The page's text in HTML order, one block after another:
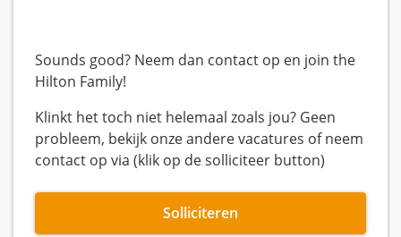
Sounds good? Neem dan contact op en join the
Hilton Family!
Klinkt het toch niet helemaal zoals jou? Geen
probleem, bekijk onze andere vacatures of neem
contact op via (klik op de solliciteer button)
Solliciteren